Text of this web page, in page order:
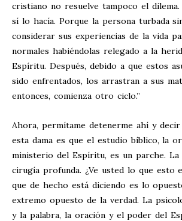
cristiano no resuelve tampoco el dilema.
sí lo hacía. Porque la persona turbada
considerar sus experiencias de la vida
normales habiéndolas relegado a la
Espíritu. Después, debido a que estos
sido enfrentados, los arrastran a sus
entonces, comienza otro ciclo.”
Ahora, permítame detenerme ahí y
esta dama es que el estudio bíblico, la
ministerio del Espíritu, es un parche. La
cirugía profunda. ¿Ve usted lo que esto
que de hecho está diciendo es lo
extremo opuesto de la verdad. La
y la palabra, la oración y el poder del